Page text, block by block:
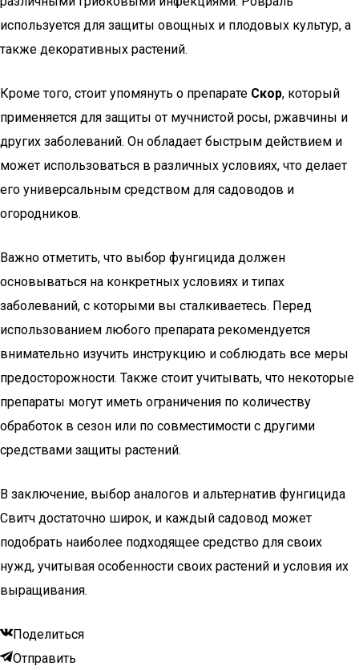
используется для защиты овощных и плодовых культур, а
также декоративных растений.
Кроме того, стоит упомянуть о препарате Скор, который
применяется для защиты от мучнистой росы, ржавчины и
других заболеваний. Он обладает быстрым действием и
может использоваться в различных условиях, что делает
его универсальным средством для садоводов и
огородников.
Важно отметить, что выбор фунгицида должен
основываться на конкретных условиях и типах
заболеваний, с которыми вы сталкиваетесь. Перед
использованием любого препарата рекомендуется
внимательно изучить инструкцию и соблюдать все меры
предосторожности. Также стоит учитывать, что некоторые
препараты могут иметь ограничения по количеству
обработок в сезон или по совместимости с другими
средствами защиты растений.
В заключение, выбор аналогов и альтернатив фунгицида
Свитч достаточно широк, и каждый садовод может
подобрать наиболее подходящее средство для своих
нужд, учитывая особенности своих растений и условия их
выращивания.
Поделиться
Отправить